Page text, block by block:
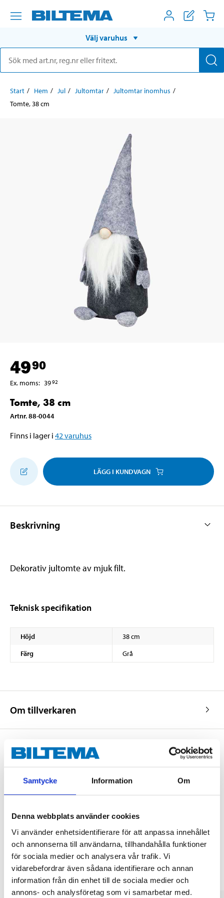
Samtycke Information Om
Denna webbplats använder cookies
Vi använder enhetsidentifierare för att anpassa innehållet
och annonserna till användarna, tillhandahålla funktioner
för sociala medier och analysera vår trafik. Vi
vidarebefordrar även sådana identifierare och annan
information från din enhet till de sociala medier och
annons- och analysföretag som vi samarbetar med.
Välj varuhus
Start Hem Jul Jultomtar
Jultomtar inomhus
Tomte, 38 cm
4990
Ex. moms: 3992
Tomte, 38 cm
Artnr.88-0044
Finns i lager i 42 varuhus
LÄGG I KUNDVAGN
Beskrivning
Dekorativ jultomte av mjuk filt.
Teknisk specifikation
Höjd
38 cm
Färg
Grå
Om tillverkaren
Köp & Hämta
Köp & Hämta i ditt varuhus inom 2 timmar! För mer information om
tjänsten och våra villkor.
Andra kunder köpte också